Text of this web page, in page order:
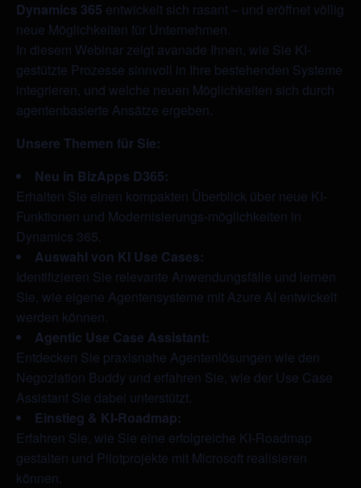
Dynamics 365 entwickelt sich rasant – und eröffnet völlig
neue Möglichkeiten für Unternehmen.
In diesem Webinar zeigt avanade Ihnen, wie Sie KI-
gestützte Prozesse sinnvoll in Ihre bestehenden Systeme
integrieren, und welche neuen Möglichkeiten sich durch
agentenbasierte Ansätze ergeben.
Unsere Themen für Sie:
Neu in BizApps D365:
Erhalten Sie einen kompakten Überblick über neue KI-
Funktionen und Modernisierungs-möglichkeiten in
Dynamics 365.
Auswahl von KI Use Cases:
Identifizieren Sie relevante Anwendungsfälle und lernen
Sie, wie eigene Agentensysteme mit Azure AI entwickelt
werden können.
Agentic Use Case Assistant:
Entdecken Sie praxisnahe Agentenlösungen wie den
Negoziation Buddy und erfahren Sie, wie der Use Case
Assistant Sie dabei unterstützt.
Einstieg & KI-Roadmap:
Erfahren Sie, wie Sie eine erfolgreiche KI-Roadmap
gestalten und Pilotprojekte mit Microsoft realisieren
können.